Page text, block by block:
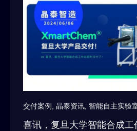
交付案例 , 晶泰资讯, 智能自主实验
喜讯，复旦大学智能合成工